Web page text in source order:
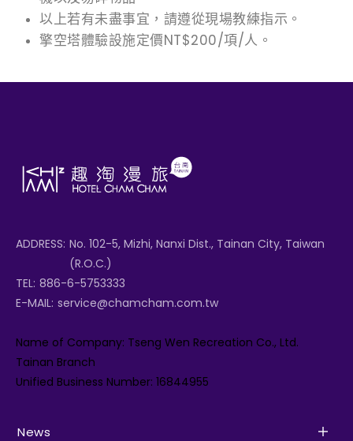
以上若有未盡事宜，請遵從現場教練指示。
擎空塔體驗設施定價NT$200/項/人。
News
ADDRESS: No. 102-5, Mizhi, Nanxi Dist., Tainan City, Taiwan
(R.O.C.)
TEL: 886-6-5753333
E-MAIL: service@chamcham.com.tw
Name of Company: Tseng Wen Recreation Co., Ltd.
Tainan Branch
Unified Business Number: 16844955